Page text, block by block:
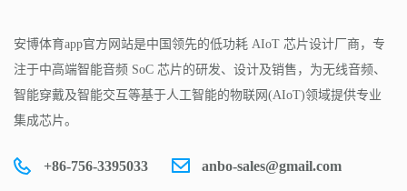
安博体育app官方网站是中国领先的低功耗 AIoT 芯片设计厂商，专
注于中高端智能音频 SoC 芯片的研发、设计及销售，为无线音频、
智能穿戴及智能交互等基于人工智能的物联网(AIoT)领域提供专业
集成芯片。
+86-756-3395033 anbo-sales@gmail.com